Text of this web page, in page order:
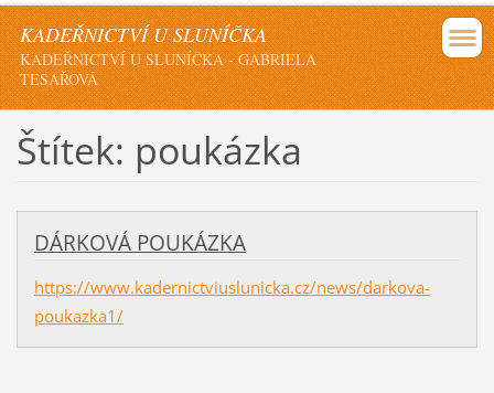
KADEŘNICTVÍ U SLUNÍČKA
KADEŘNICTVÍ U SLUNÍČKA - GABRIELA
TESAŘOVÁ
Štítek: poukázka
DÁRKOVÁ POUKÁZKA
https://www.kadernictviuslunicka.cz/news/darkova-
poukazka1/